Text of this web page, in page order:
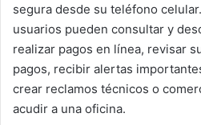
segura desde su teléfono
usuarios pueden consultar y
realizar pagos en línea, revisar
pagos, recibir alertas
crear reclamos técnicos o
acudir a una oficina.